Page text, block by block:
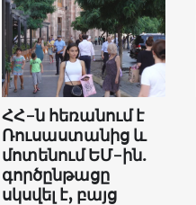
ՀՀ-ն հեռանում է
Ռուսաստանից և
մոտենում ԵՄ-ին.
գործընթացը
սկսվել է, բայց